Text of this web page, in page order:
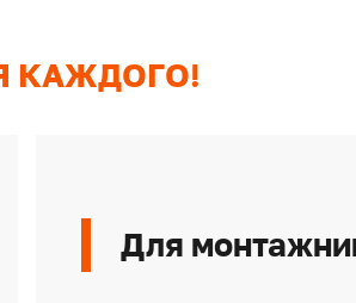
КАЖДОГО!
Для